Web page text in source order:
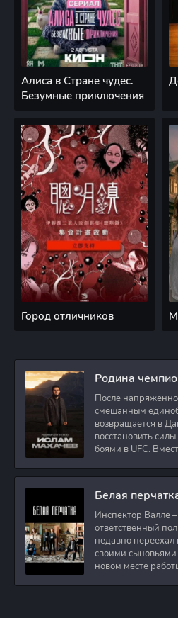
Алиса в Стране чудес.
Безумные приключения
Город отличников
Родина
После
смешанным
возвращается в
восстановить
боями в UFC.
Белая
Инспектор Валле
ответственный
недавно переехал
своими
новом месте